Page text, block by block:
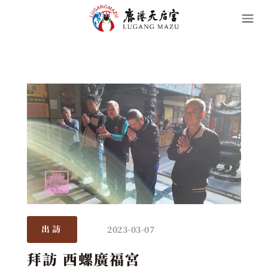
出訪 2023-03-07
拜訪 西螺廣福宮